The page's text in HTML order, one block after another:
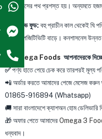
ওজন হ্রাসের পথ প্রশস্ত হয়। অন্যমতে হজম
✅পজিটিভ ফুড: বহু প্রাচীন কাল থেকেই ঘি
ঘি খেলে পজিটিভিটি বাড়ে। কনশাসনেস
👉Omega Foods আপনাদেরকে
✅পণ্য হাতে পেয়ে চেক করে তারপরই মূল্য
📲 অর্ডার করতে আমাদের পেজে মেসেজ
01865-916894 (Whatsapp)
🚚 সারা বাংলাদেশে ক্যাশঅন হোম ডেলিভারি
🎁 অফার পেতে আমাদেরOmega 3
ধন্যবাদ।